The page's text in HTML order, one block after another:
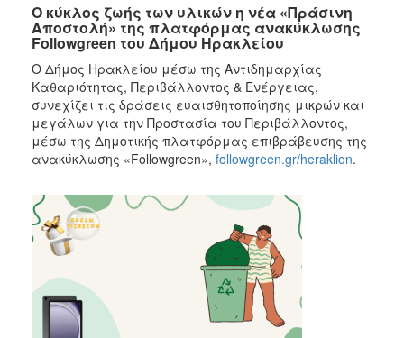
ΠΟΛΙΤΙΣΜΟΣ
ΑΝΘΕΚΤΙΚΗ
ΠΟΛΗ
Ο κύκλος ζωής των υλικών η νέα «Πράσινη
Αποστολή» της πλατφόρμας ανακύκλωσης
Followgreen του Δήμου Ηρακλείου
Ο Δήμος Ηρακλείου μέσω της Αντιδημαρχίας
Καθαριότητας, Περιβάλλοντος & Ενέργειας,
συνεχίζει τις δράσεις ευαισθητοποίησης μικρών και
μεγάλων για την Προστασία του Περιβάλλοντος,
μέσω της Δημοτικής πλατφόρμας επιβράβευσης της
ανακύκλωσης «Followgreen», followgreen.gr/heraklion.